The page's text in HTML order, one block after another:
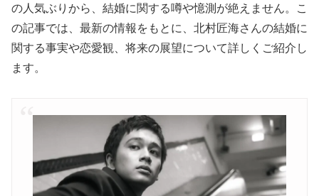
の人気ぶりから、結婚に関する噂や憶測が絶えません。こ
の記事では、最新の情報をもとに、北村匠海さんの結婚に
関する事実や恋愛観、将来の展望について詳しくご紹介し
ます。